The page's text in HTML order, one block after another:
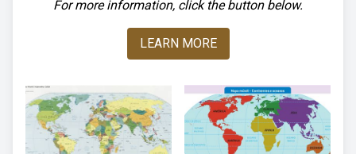
For more information, click the button below.
LEARN MORE